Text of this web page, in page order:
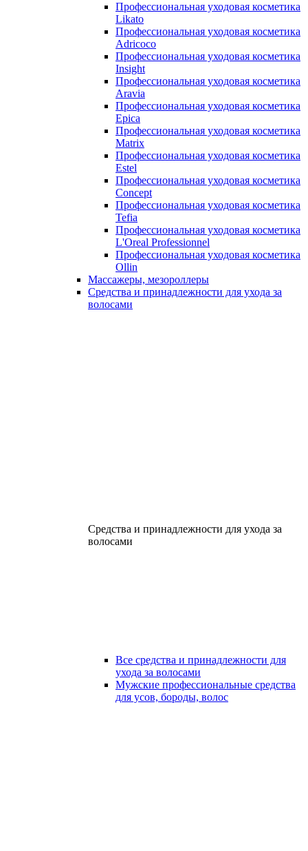
Профессиональная уходовая косметика
Likato
Профессиональная уходовая косметика
Adricoco
Профессиональная уходовая косметика
Insight
Профессиональная уходовая косметика
Aravia
Профессиональная уходовая косметика
Epica
Профессиональная уходовая косметика
Matrix
Профессиональная уходовая косметика
Estel
Профессиональная уходовая косметика
Concept
Профессиональная уходовая косметика
Tefia
Профессиональная уходовая косметика
L'Oreal Professionnel
Профессиональная уходовая косметика
Ollin
Массажеры, мезороллеры
Средства и принадлежности для ухода за
волосами
Средства и принадлежности для ухода за
волосами
Все средства и принадлежности для
ухода за волосами
Мужские профессиональные средства
для усов, бороды, волос